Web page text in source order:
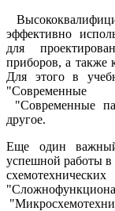
эффективно
для
приборов, а также
Для этого в
"Современные
другое.
Еще один
успешной работы в